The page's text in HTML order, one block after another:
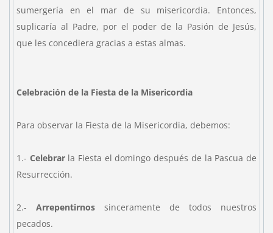
sumergería en el mar de su misericordia. Entonces,
suplicaría al Padre, por el poder de la Pasión de Jesús,
que les concediera gracias a estas almas.
Celebración de la Fiesta de la Misericordia
Para observar la Fiesta de la Misericordia, debemos:
1.- Celebrarla Fiesta el domingo después de la Pascua de
Resurrección.
2.- Arrepentirnossinceramente de todos nuestros
pecados.